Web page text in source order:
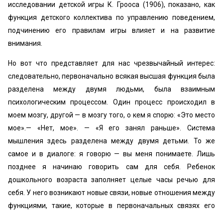
исследовании детской игры К. Грооса (1906), показано, как
функция детского коллектива по управлению поведением,
подчинению его правилам игры влияет и на развитие
внимания.
Но вот что представляет для нас чрезвычайный интерес:
следовательно, первоначально всякая высшая функция была
разделена между двумя людьми, была взаимным
психологическим процессом. Один процесс происходил в
моем мозгу, другой — в мозгу того, о кем я спорю: «Это место
мое».— «Нет, мое». — «Я его занял раньше». Система
мышления здесь разделена между двумя детьми. То же
самое и в диалоге: я говорю — вы меня понимаете. Лишь
позднее я начинаю говорить сам для себя. Ребенок
дошкольного возраста заполняет целые часы речью для
себя. У него возникают новые связи, новые отношения между
функциями, такие, которые в первоначальных связях его